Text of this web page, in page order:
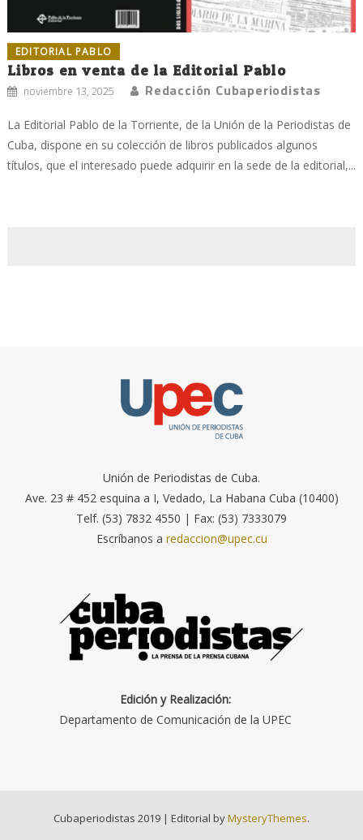
EDITORIAL PABLO
Libros en venta de la Editorial Pablo
noviembre 13, 2025 Redacción Cubaperiodistas
La Editorial Pablo de la Torriente, de la Unión de la Periodistas de
Cuba, dispone en su colección de libros publicados algunos
títulos, que el interesado puede adquirir en la sede de la editorial,...
Unión de Periodistas de Cuba.
Ave. 23 # 452 esquina a I, Vedado, La Habana Cuba (10400)
Telf. (53) 7832 4550 | Fax: (53) 7333079
Escríbanos a redaccion@upec.cu
Edición y Realización:
Departamento de Comunicación de la UPEC
Cubaperiodistas 2019 | Editorial byMysteryThemes.